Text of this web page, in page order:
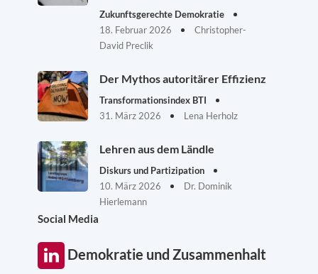
Zukunftsgerechte Demokratie
18. Februar 2026
Christopher-
David Preclik
Der Mythos autoritärer Effizienz
Transformationsindex BTI
31. März 2026
Lena Herholz
Lehren aus dem Ländle
Diskurs und Partizipation
10. März 2026
Dr. Dominik
Hierlemann
Social Media
Demokratie und Zusammenhalt